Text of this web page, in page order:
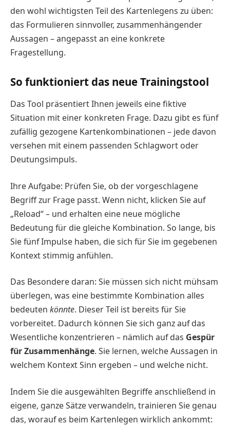
den wohl wichtigsten Teil des Kartenlegens zu üben:
das Formulieren sinnvoller, zusammenhängender
Aussagen – angepasst an eine konkrete
Fragestellung.
So funktioniert das neue Trainingstool
Das Tool präsentiert Ihnen jeweils eine fiktive
Situation mit einer konkreten Frage. Dazu gibt es fünf
zufällig gezogene Kartenkombinationen – jede davon
versehen mit einem passenden Schlagwort oder
Deutungsimpuls.
Ihre Aufgabe: Prüfen Sie, ob der vorgeschlagene
Begriff zur Frage passt. Wenn nicht, klicken Sie auf
„Reload“ – und erhalten eine neue mögliche
Bedeutung für die gleiche Kombination. So lange, bis
Sie fünf Impulse haben, die sich für Sie im gegebenen
Kontext stimmig anfühlen.
Das Besondere daran: Sie müssen sich nicht mühsam
überlegen, was eine bestimmte Kombination alles
bedeuten könnte. Dieser Teil ist bereits für Sie
vorbereitet. Dadurch können Sie sich ganz auf das
Wesentliche konzentrieren – nämlich auf das Gespür
für Zusammenhänge. Sie lernen, welche Aussagen in
welchem Kontext Sinn ergeben – und welche nicht.
Indem Sie die ausgewählten Begriffe anschließend in
eigene, ganze Sätze verwandeln, trainieren Sie genau
das, worauf es beim Kartenlegen wirklich ankommt: